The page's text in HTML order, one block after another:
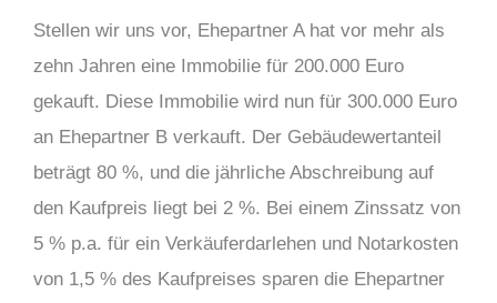
Stellen wir uns vor, Ehepartner A hat vor mehr als
zehn Jahren eine Immobilie für 200.000 Euro
gekauft. Diese Immobilie wird nun für 300.000 Euro
an Ehepartner B verkauft. Der Gebäudewertanteil
beträgt 80 %, und die jährliche Abschreibung auf
den Kaufpreis liegt bei 2 %. Bei einem Zinssatz von
5 % p.a. für ein Verkäuferdarlehen und Notarkosten
von 1,5 % des Kaufpreises sparen die Ehepartner